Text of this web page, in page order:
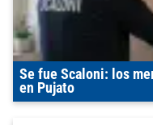
Se fue Scaloni: los
en Pujato